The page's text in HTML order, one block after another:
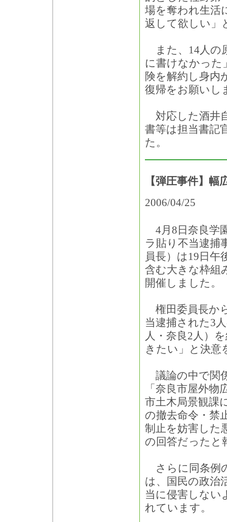
場を奪われ生活
返して欲しい」
また、14人の
に書けなかった
険を解約し身内
復帰をお願いし
対応した酒井
書等は担当書記
た。
【弾圧事件】
2006/04/25
4月8日奈良学
ラ貼り不当逮捕
員長）は19日午
含む大きな枠組
開催しました。
権田委員長か
当逮捕された3
人・奈良2人）
きたい」と決意
議論の中で関
「奈良市屋外
市土木局景観課
の撤去命令・禁
制止を妨害した
の回答だったと
さらに同条例
は、国民の政治
当に侵害しない
れています。